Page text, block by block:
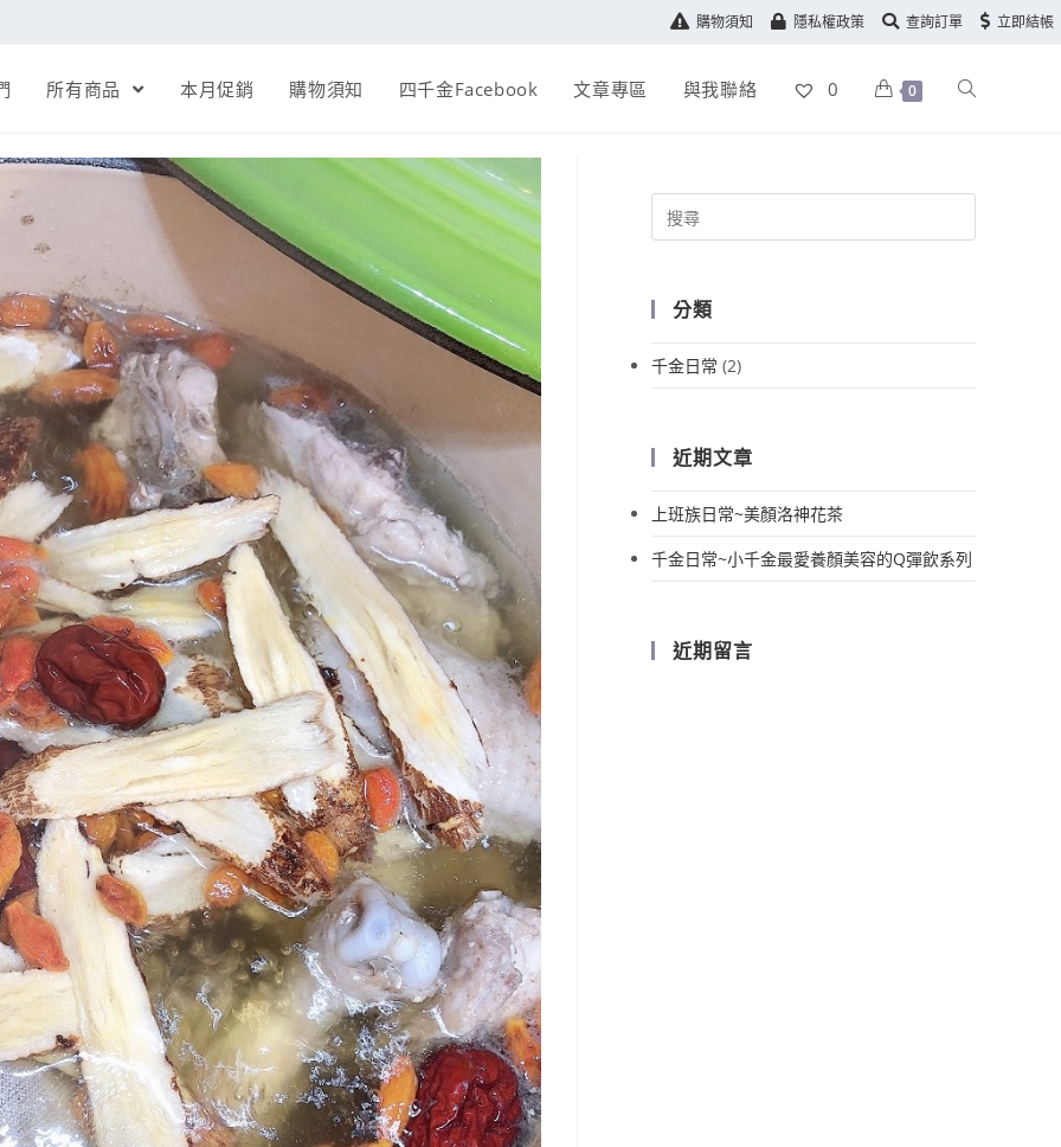
購物須知 隱私權政策 查詢訂單 立即結帳
所有商品 本月促銷 購物須知 四千金Facebook 文章專區 與我聯絡 0 0
分類
千金日常 (2)
近期文章
上班族日常~美顏洛神花茶
千金日常~小千金最愛養顏美容的Q彈飲系列
近期留言